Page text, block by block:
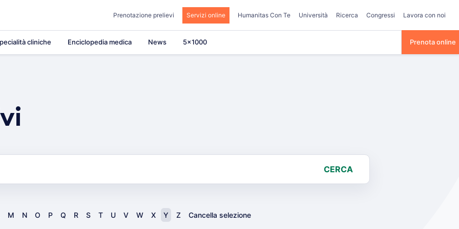
Prenotazione prelievi Servizi online Humanitas Con Te Università Ricerca Congressi Lavora con noi
cliniche Enciclopedia medica News 5×1000 Prenota online
CERCA
M N O P Q R S T U V W X Y Z Cancella selezione